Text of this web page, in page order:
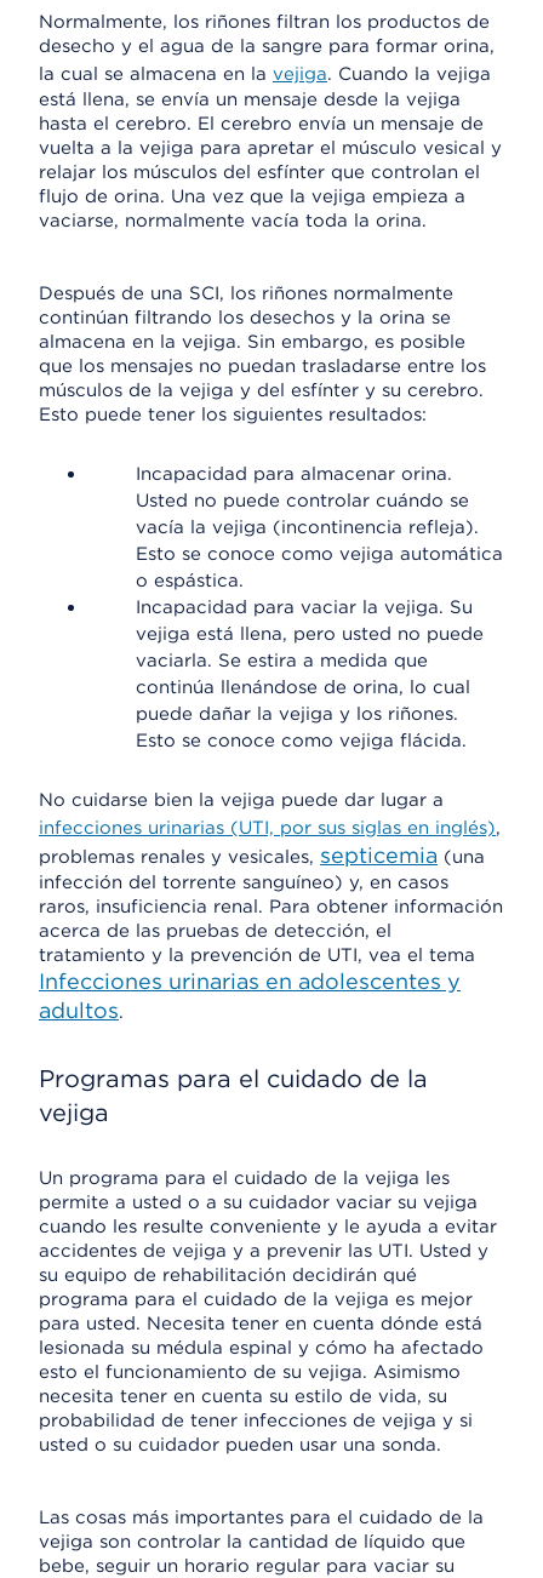
Normalmente, los riñones filtran los productos de
desecho y el agua de la sangre para formar orina,
la cual se almacena en la vejiga. Cuando la vejiga
está llena, se envía un mensaje desde la vejiga
hasta el cerebro. El cerebro envía un mensaje de
vuelta a la vejiga para apretar el músculo vesical y
relajar los músculos del esfínter que controlan el
flujo de orina. Una vez que la vejiga empieza a
vaciarse, normalmente vacía toda la orina.
Después de una SCI, los riñones normalmente
continúan filtrando los desechos y la orina se
almacena en la vejiga. Sin embargo, es posible
que los mensajes no puedan trasladarse entre los
músculos de la vejiga y del esfínter y su cerebro.
Esto puede tener los siguientes resultados:
Incapacidad para almacenar orina.
Usted no puede controlar cuándo se
vacía la vejiga (incontinencia refleja).
Esto se conoce como vejiga automática
o espástica.
Incapacidad para vaciar la vejiga. Su
vejiga está llena, pero usted no puede
vaciarla. Se estira a medida que
continúa llenándose de orina, lo cual
puede dañar la vejiga y los riñones.
Esto se conoce como vejiga flácida.
No cuidarse bien la vejiga puede dar lugar a
infecciones urinarias (UTI, por sus siglas en inglés),
problemas renales y vesicales, septicemia (una
infección del torrente sanguíneo) y, en casos
raros, insuficiencia renal. Para obtener información
acerca de las pruebas de detección, el
tratamiento y la prevención de UTI, vea el tema
Infecciones urinarias en adolescentes y
adultos.
Programas para el cuidado de la
vejiga
Un programa para el cuidado de la vejiga les
permite a usted o a su cuidador vaciar su vejiga
cuando les resulte conveniente y le ayuda a evitar
accidentes de vejiga y a prevenir las UTI. Usted y
su equipo de rehabilitación decidirán qué
programa para el cuidado de la vejiga es mejor
para usted. Necesita tener en cuenta dónde está
lesionada su médula espinal y cómo ha afectado
esto el funcionamiento de su vejiga. Asimismo
necesita tener en cuenta su estilo de vida, su
probabilidad de tener infecciones de vejiga y si
usted o su cuidador pueden usar una sonda.
Las cosas más importantes para el cuidado de la
vejiga son controlar la cantidad de líquido que
bebe, seguir un horario regular para vaciar su